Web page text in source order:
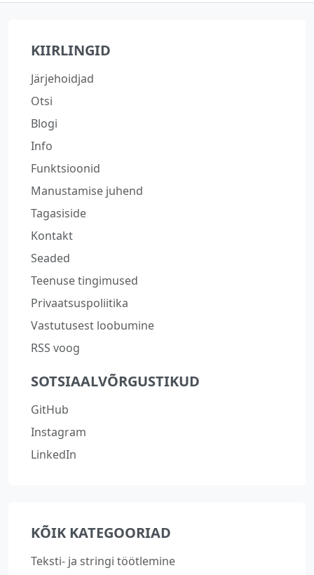
KIIRLINGID
Järjehoidjad
Otsi
Blogi
Info
Funktsioonid
Manustamise juhend
Tagasiside
Kontakt
Seaded
Teenuse tingimused
Privaatsuspoliitika
Vastutusest loobumine
RSS voog
SOTSIAALVÕRGUSTIKUD
GitHub
Instagram
LinkedIn
KÕIK KATEGOORIAD
Teksti- ja stringi töötlemine